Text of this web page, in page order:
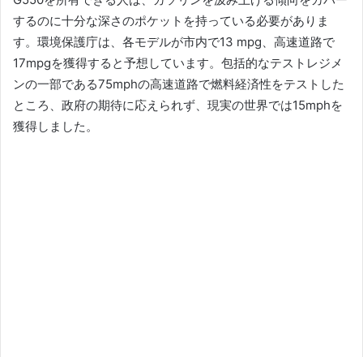
するのに十分な深さのポケットを持っている必要がありま
す。 環境保護庁は、各モデルが市内で13 mpg、高速道路で
17mpgを獲得すると予想しています。 包括的なテストレジメ
ンの一部である75mphの高速道路で燃料経済性をテストした
ところ、政府の期待に応えられず、現実の世界では15mphを
獲得しました。